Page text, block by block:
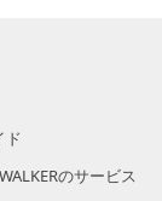
ド
のサービス